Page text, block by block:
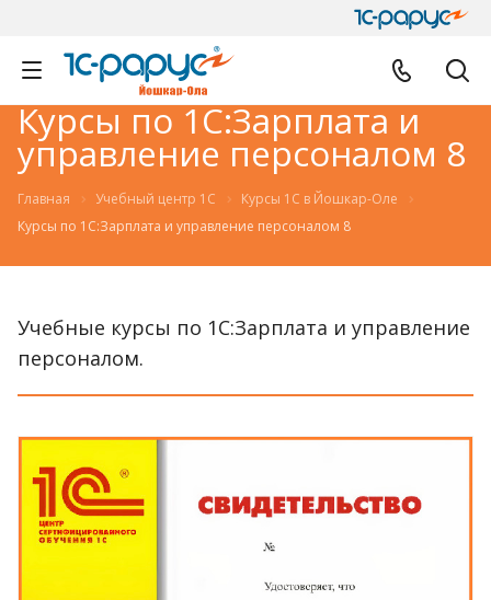
Курсы по 1С:Зарплата и
управление персоналом 8
Главная Учебный центр 1С
Курсы 1С в Йошкар-Оле
Курсы по 1С:Зарплата и управление персоналом 8
Учебные курсы по 1С:Зарплата и управление
персоналом.